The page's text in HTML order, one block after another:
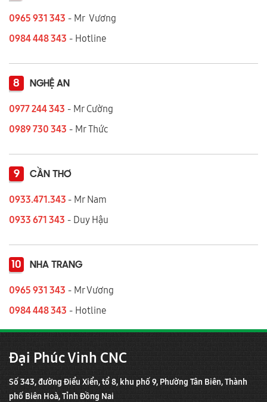
0965 931 343 - Mr Vương
0984 448 343 - Hotline
8 NGHỆ AN
0977 244 343 - Mr Cường
0989 730 343 - Mr Thức
9 CẦN THƠ
0933.471.343 - Mr Nam
0933 671 343 - Duy Hậu
10 NHA TRANG
0965 931 343 - Mr Vương
0984 448 343 - Hotline
Đại Phúc Vinh CNC
Số 343, đường Điểu Xiển, tổ 8, khu phố 9, Phường Tân Biên, Thành
phố Biên Hoà, Tỉnh Đồng Nai